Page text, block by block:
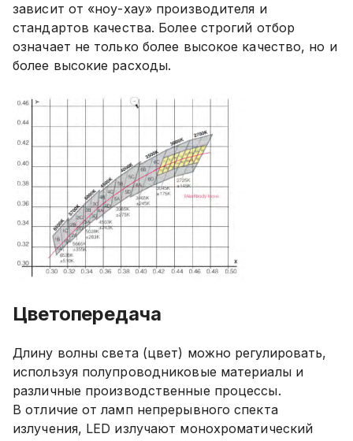
зависит от «ноу-хау» производителя и
стандартов качества. Более строгий отбор
означает не только более высокое качество, но и
более высокие расходы.
Цветопередача
Длину волны света (цвет) можно регулировать,
используя полупроводниковые материалы и
различные производственные процессы.
В отличие от ламп непрерывного спекта
излучения, LED излучают монохроматический